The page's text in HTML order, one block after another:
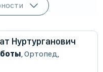
Нуртурганович
,Ортопед,